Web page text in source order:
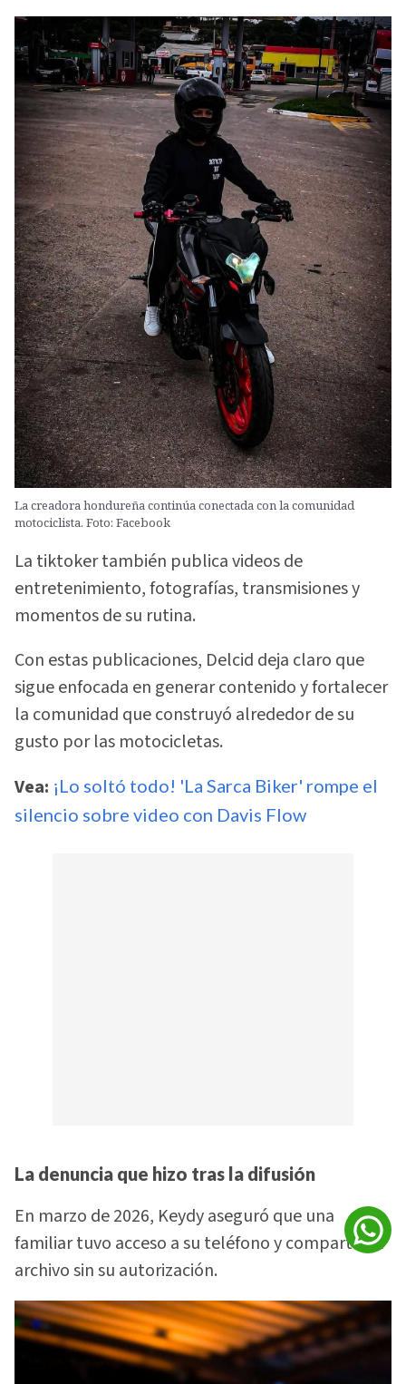
La creadora hondureña continúa conectada con la comunidad
motociclista. Foto: Facebook
La tiktoker también publica videos de
entretenimiento, fotografías, transmisiones y
momentos de su rutina.
Con estas publicaciones, Delcid deja claro que
sigue enfocada en generar contenido y fortalecer
la comunidad que construyó alrededor de su
gusto por las motocicletas.
Vea: ¡Lo soltó todo! 'La Sarca Biker' rompe el
silencio sobre video con Davis Flow
La denuncia que hizo tras la difusión
En marzo de 2026, Keydy aseguró que una
familiar tuvo acceso a su teléfono y compartió el
archivo sin su autorización.